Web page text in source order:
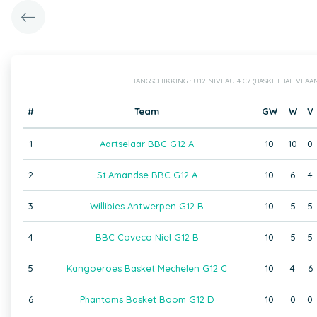
RANGSCHIKKING : U12 NIVEAU 4 C7 (BASKETBAL
# Team GW W V
1 Aartselaar BBC G12 A 10 10 0
2 St.Amandse BBC G12 A 10 6 4
3 Willibies Antwerpen G12 B 10 5 5
4 BBC Coveco Niel G12 B 10 5 5
5 Kangoeroes Basket Mechelen G12 C 10 4 6
6 Phantoms Basket Boom G12 D 10 0 0